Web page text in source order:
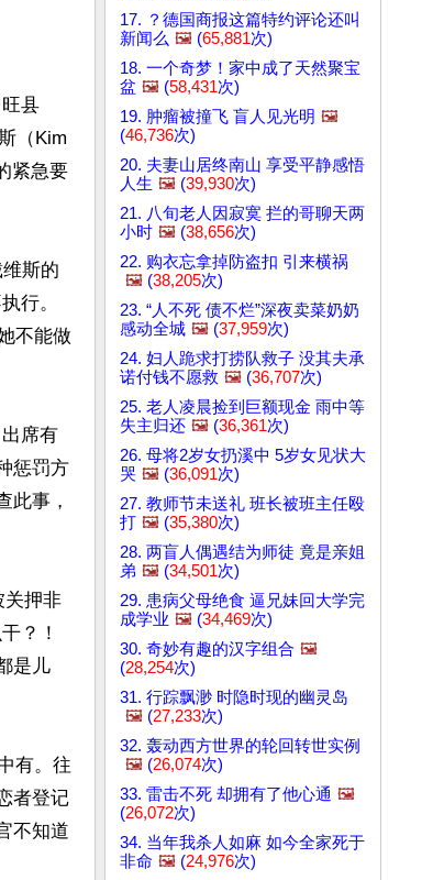
县
（Kim
紧急要
斯的
行。
不能做
席有
惩罚方
此事，
关押非
？！
是儿
有。往
者登记
不知道
17. ？德国商报这篇特约评论还叫
新闻么 🖼️ (65,881次)
18. 一个奇梦！家中成了天然聚宝
盆 🖼️ (58,431次)
19. 肿瘤被撞飞 盲人见光明 🖼️
(46,736次)
20. 夫妻山居终南山 享受平静感悟
人生 🖼️ (39,930次)
21. 八旬老人因寂寞 拦的哥聊天两
小时 🖼️ (38,656次)
22. 购衣忘拿掉防盗扣 引来横祸
🖼️ (38,205次)
23. “人不死 债不烂”深夜卖菜奶奶
感动全城 🖼️ (37,959次)
24. 妇人跪求打捞队救子 没其夫承
诺付钱不愿救 🖼️ (36,707次)
25. 老人凌晨捡到巨额现金 雨中等
失主归还 🖼️ (36,361次)
26. 母将2岁女扔溪中 5岁女见状大
哭 🖼️ (36,091次)
27. 教师节未送礼 班长被班主任殴
打 🖼️ (35,380次)
28. 两盲人偶遇结为师徒 竟是亲姐
弟 🖼️ (34,501次)
29. 患病父母绝食 逼兄妹回大学完
成学业 🖼️ (34,469次)
30. 奇妙有趣的汉字组合 🖼️
(28,254次)
31. 行踪飘渺 时隐时现的幽灵岛
🖼️ (27,233次)
32. 轰动西方世界的轮回转世实例
🖼️ (26,074次)
33. 雷击不死 却拥有了他心通 🖼️
(26,072次)
34. 当年我杀人如麻 如今全家死于
非命 🖼️ (24,976次)